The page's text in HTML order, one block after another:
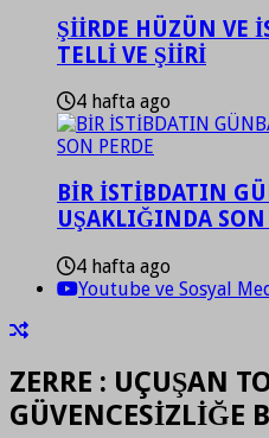
ŞİİRDE HÜZÜN VE
TELLİ VE ŞİİRİ
4 hafta ago
BİR İSTİBDATIN
UŞAKLIĞINDA SON
4 hafta ago
Youtube ve Sosyal
ZERRE : UÇUŞAN
GÜVENCESİZLİĞE